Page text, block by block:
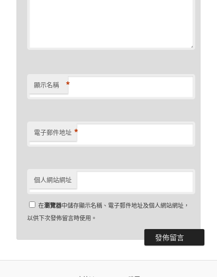
顯示名稱 *
電子郵件地址 *
個人網站網址
在瀏覽器中儲存顯示名稱、電子郵件地址及個人網站網址，
以供下次發佈留言時使用。